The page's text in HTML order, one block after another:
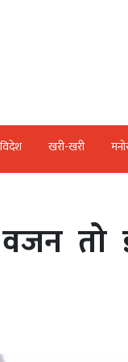
विदेश खरी-खरी